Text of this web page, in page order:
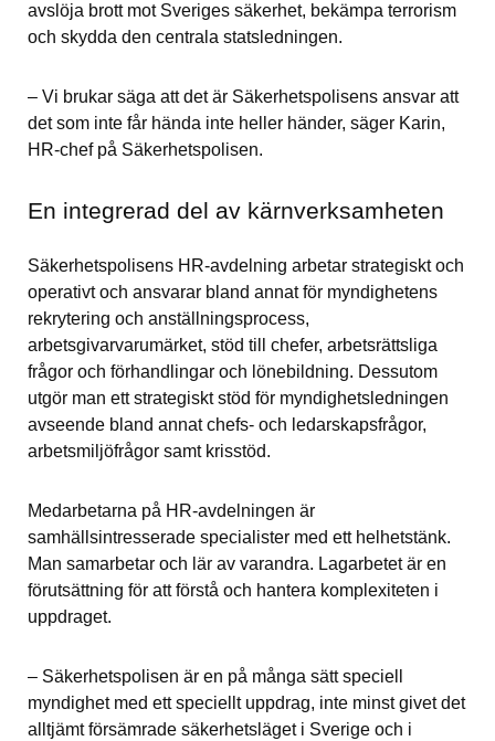
avslöja brott mot Sveriges säkerhet, bekämpa terrorism
och skydda den centrala statsledningen.
– Vi brukar säga att det är Säkerhetspolisens ansvar att
det som inte får hända inte heller händer, säger Karin,
HR-chef på Säkerhetspolisen.
En integrerad del av kärnverksamheten
Säkerhetspolisens HR-avdelning arbetar strategiskt och
operativt och ansvarar bland annat för myndighetens
rekrytering och anställningsprocess,
arbetsgivarvarumärket, stöd till chefer, arbetsrättsliga
frågor och förhandlingar och lönebildning. Dessutom
utgör man ett strategiskt stöd för myndighetsledningen
avseende bland annat chefs- och ledarskapsfrågor,
arbetsmiljöfrågor samt krisstöd.
Medarbetarna på HR-avdelningen är
samhällsintresserade specialister med ett helhetstänk.
Man samarbetar och lär av varandra. Lagarbetet är en
förutsättning för att förstå och hantera komplexiteten i
uppdraget.
– Säkerhetspolisen är en på många sätt speciell
myndighet med ett speciellt uppdrag, inte minst givet det
alltjämt försämrade säkerhetsläget i Sverige och i